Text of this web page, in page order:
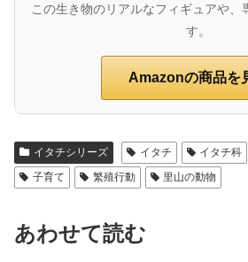
この生き物のリアルなフィギュアや、
す。
Amazonの商品を
イタチシリーズ イタチ イタチ科
子育て
繁殖行動 里山の動物
あわせて読む